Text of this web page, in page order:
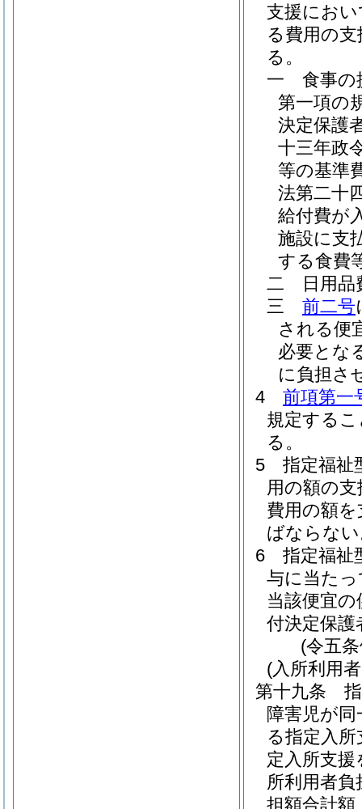
支援にお
る費用の
る。
一
食事の
第一項の
決定保護
十三年政
等の基準
法第二十
給付費が
施設に支
する食費
二
日用品
三
前二号
される便
必要とな
に負担さ
4
前項第一
規定する
る。
5
指定福祉
用の額の
費用の額
ばならな
6
指定福祉
与に当た
当該便宜
付決定保
(令五
(入所利用
第十九条
障害児が
る指定入
定入所支
所利用者
担額合計